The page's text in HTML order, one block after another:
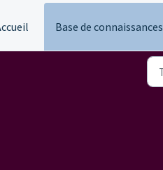
Base de connaissances